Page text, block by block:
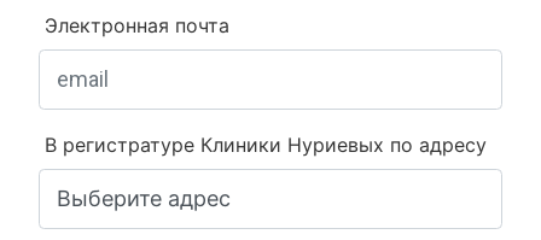
Электронная почта
В регистратуре Клиники Нуриевых по адресу